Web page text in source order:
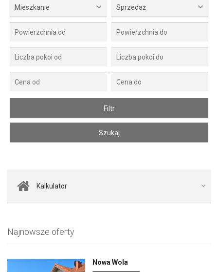
Mieszkanie Sprzedaż
Kalkulator
Najnowsze oferty
Nowa Wola